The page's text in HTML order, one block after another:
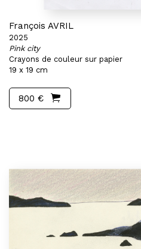
François AVRIL
2025
Pink city
Crayons de couleur sur papier
19 x 19 cm
800 €